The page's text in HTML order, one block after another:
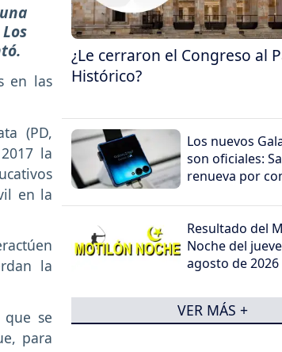
en las
(PD,
la
en la
la
se
para
¿Le cerraron el Congreso al
Histórico?
Los nuevos
son oficiales:
renueva por
plegables
Resultado del
Noche del
agosto de 2026
VER MÁS +